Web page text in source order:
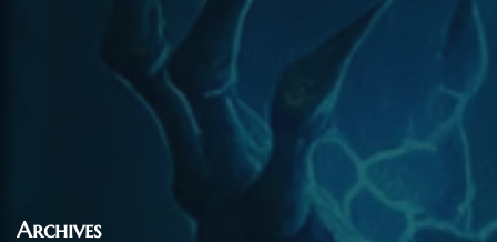
Archives